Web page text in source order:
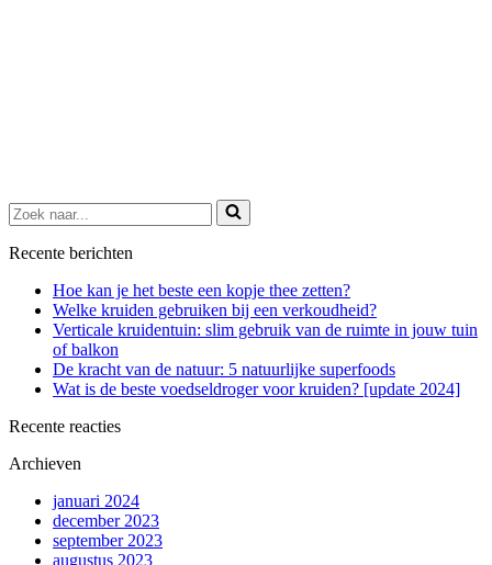
Zoek
naar...
Recente berichten
Hoe kan je het beste een kopje thee zetten?
Welke kruiden gebruiken bij een verkoudheid?
Verticale kruidentuin: slim gebruik van de ruimte in jouw tuin
of balkon
De kracht van de natuur: 5 natuurlijke superfoods
Wat is de beste voedseldroger voor kruiden? [update 2024]
Recente reacties
Archieven
januari 2024
december 2023
september 2023
augustus 2023